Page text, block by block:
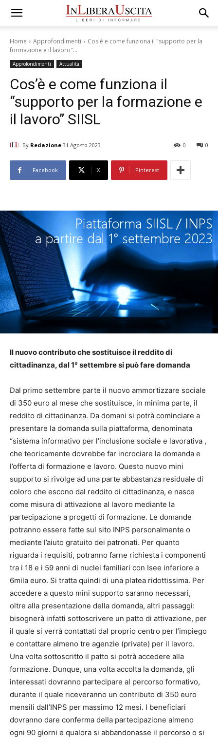
Home Approfondimenti
Cos'è e come funziona il "supporto per la
formazione e il lavoro"...
Approfondimenti Attualità
Cos’è e come funziona il
“supporto per la formazione e
il lavoro” SIISL
By Redazione 31 Agosto 2023 0
0
Facebook X Pinterest
Il nuovo contributo che sostituisce il reddito di
cittadinanza, dal 1° settembre si può fare domanda
Dal primo settembre parte il nuovo ammortizzare sociale
di 350 euro al mese che sostituisce, in minima parte, il
reddito di cittadinanza. Da domani si potrà cominciare a
presentare la domanda sulla piattaforma, denominata
“sistema informativo per l’inclusione sociale e lavorativa ,
che teoricamente dovrebbe far incrociare la domanda e
l’offerta di formazione e lavoro. Questo nuovo mini
supporto si rivolge ad una parte abbastanza residuale di
coloro che escono dal reddito di cittadinanza, e nasce
come misura di attivazione al lavoro mediante la
partecipazione a progetti di formazione. Le domande
potranno essere fatte sul sito INPS personalmente o
mediante l’aiuto gratuito dei patronati. Per quanto
riguarda i requisiti, potranno farne richiesta i componenti
tra i 18 e i 59 anni di nuclei familiari con Isee inferiore a
6mila euro. Si tratta quindi di una platea ridottissima. Per
accedere a questo mini supporto saranno necessari,
oltre alla presentazione della domanda, altri passaggi:
bisognerà infatti sottoscrivere un patto di attivazione, per
il quale si verrà contattati dal proprio centro per l’impiego
e contattare almeno tre agenzie (private) per il lavoro.
Una volta sottoscritto il patto si potrà accedere alla
formazione. Dunque, una volta accolta la domanda, gli
interessati dovranno partecipare al percorso formativo,
durante il quale riceveranno un contributo di 350 euro
mensili dall’INPS per massimo 12 mesi. I beneficiari
dovranno dare conferma della partecipazione almeno
ogni 90 giorni e qualora si abbandonasse il percorso o si